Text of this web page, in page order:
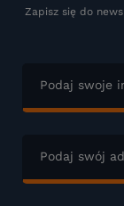
Zapisz się do
Podaj swoje
Podaj swój